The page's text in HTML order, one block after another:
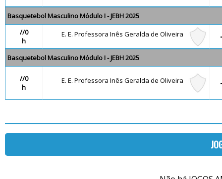
Basquetebol Masculino Módulo I - JEBH 2025
//0
h
E. E. Professora Inês Geralda de Oliveira
Basquetebol Masculino Módulo I - JEBH 2025
//0
h
E. E. Professora Inês Geralda de Oliveira